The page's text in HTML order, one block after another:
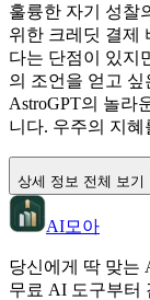
훌륭한 자기 성찰
위한 크레딧 결제
다는 단점이 있지
의 조언을 얻고
AstroGPT의 놀라
니다. 우주의 지
상세 정보 전체 보기
AI모아
당신에게 딱 맞는
무료 AI 도구부터